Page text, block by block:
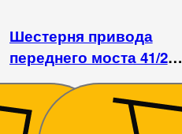
Шестерня привода
переднего моста 41/21
DW 244AC